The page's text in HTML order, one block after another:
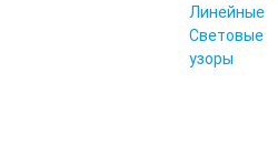
Линейные
Световые
узоры